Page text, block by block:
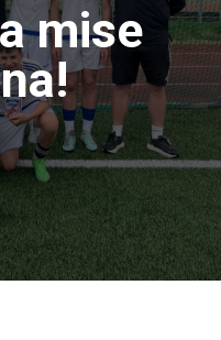
mise